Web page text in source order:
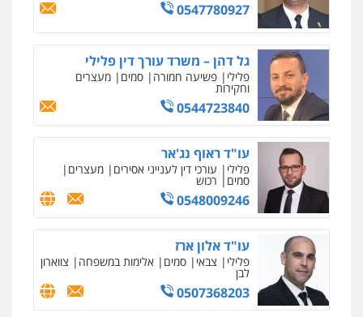
פלילי פשיעה חמורה קטינים אלימות
סמים עבירות מין
0523647066
ויקי שמואל – משרד עו"ד
פלילי משפט פלילי
0528959600
קורל קרוז – עורך דין פלילי
משפט פלילי
0545437431
עו"ד תומר בנישתי
0547780927
גל דהן – משרד עורך דין פלילי
פלילי פשיעה חמורה סמים מעצרים
וחקירות
0544723840
עו"ד ראוף נג'אר
פלילי עורכי דין לענייני אסירים מעצרים
סמים רכוש
0548009246
עו"ד אלון ארז
פלילי צבאי סמים אלימות במשפחה צווארון
לבן
0507368203
ניר קידר – צלםאיומים כתובים
תושב סכנין חשוד ששלח הודעות מאיימות לעורך דין